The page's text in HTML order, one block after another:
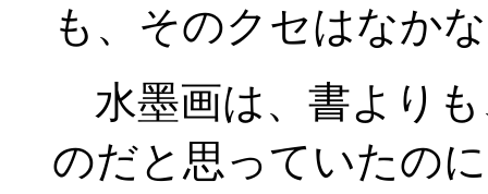
も、そのクセはなか
水墨画は、書より
のだと思っていたの